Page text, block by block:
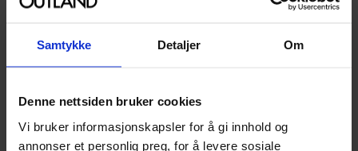
Samtykke Detaljer Om
Denne nettsiden bruker cookies
Vi bruker informasjonskapsler for å gi innhold og
annonser et personlig preg, for å levere sosiale
249 00
10 Medlem
På nettlager